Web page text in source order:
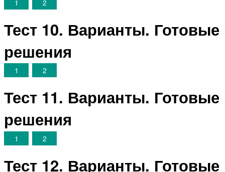
1 2
Тест 10. Варианты. Готовые
решения
1 2
Тест 11. Варианты. Готовые
решения
1 2
Тест 12. Варианты. Готовые